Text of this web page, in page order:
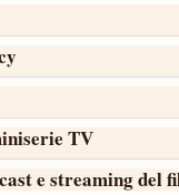
TV
e streaming del